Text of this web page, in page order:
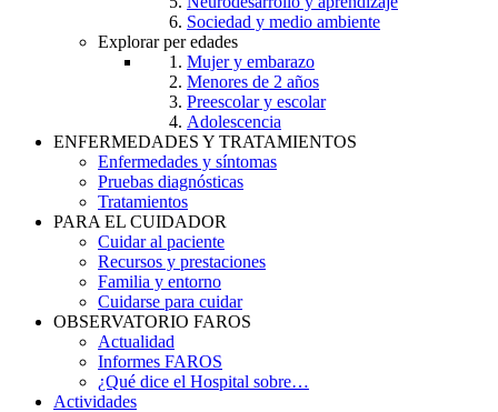
Sociedad y medio ambiente
Explorar per edades
Mujer y embarazo
Menores de 2 años
Preescolar y escolar
Adolescencia
ENFERMEDADES Y TRATAMIENTOS
Enfermedades y síntomas
Pruebas diagnósticas
Tratamientos
PARA EL CUIDADOR
Cuidar al paciente
Recursos y prestaciones
Familia y entorno
Cuidarse para cuidar
OBSERVATORIO FAROS
Actualidad
Informes FAROS
¿Qué dice el Hospital sobre…
Actividades